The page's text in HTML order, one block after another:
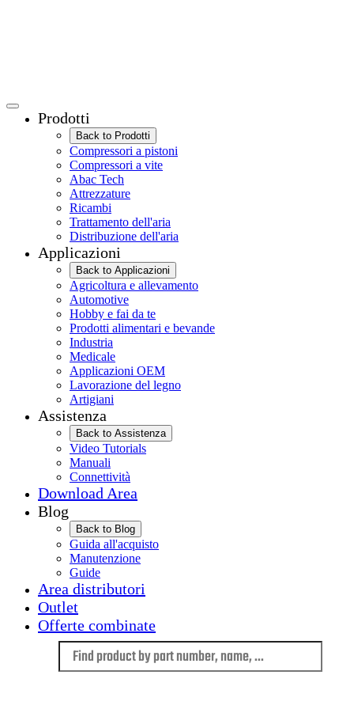
Prodotti
Back to Prodotti
Compressori a pistoni
Compressori a vite
Abac Tech
Attrezzature
Ricambi
Trattamento dell'aria
Distribuzione dell'aria
Applicazioni
Back to Applicazioni
Agricoltura e allevamento
Automotive
Hobby e fai da te
Prodotti alimentari e bevande
Industria
Medicale
Applicazioni OEM
Lavorazione del legno
Artigiani
Assistenza
Back to Assistenza
Video Tutorials
Manuali
Connettività
Download Area
Blog
Back to Blog
Guida all'acquisto
Manutenzione
Guide
Area distributori
Outlet
Offerte combinate